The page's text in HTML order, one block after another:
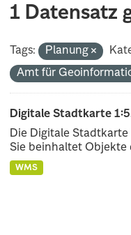
1 Datensatz
Tags: Planung
Amt für
Digitale Stadtkarte
Die Digitale
Sie beinhaltet Objekte
WMS